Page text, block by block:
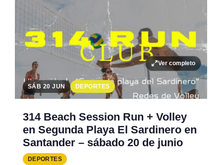
Ver completo
SÁB 20 JUN DEPORTES
314 Beach Session Run + Volley
en Segunda Playa El Sardinero en
Santander – sábado 20 de junio
DEPORTES